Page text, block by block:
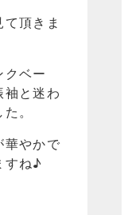
頂きま
ベー
と迷わ
。
華やかで
すね♪